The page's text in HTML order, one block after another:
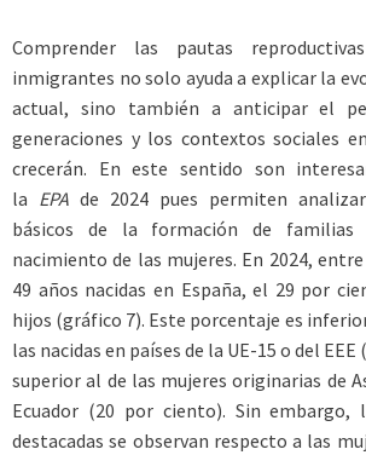
Comprender las pautas
inmigrantes no solo ayuda a explicar la
actual, sino también a anticipar el
generaciones y los contextos sociales
crecerán. En este sentido son
la EPA de 2024 pues permiten
básicos de la formación de
nacimiento de las mujeres. En 2024,
49 años nacidas en España, el 29 por
hijos (gráfico 7). Este porcentaje es
las nacidas en países de la UE-15 o del
superior al de las mujeres originarias de
Ecuador (20 por ciento). Sin embargo,
destacadas se observan respecto a las